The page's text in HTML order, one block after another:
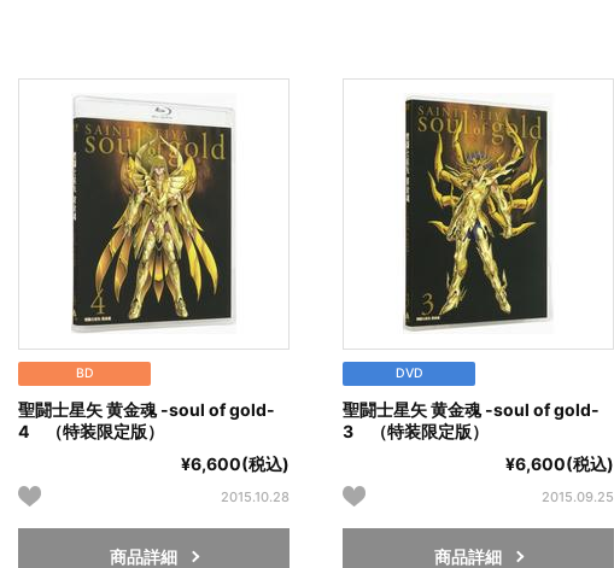
BD
聖闘士星矢 黄金魂 -soul of gold-
4 （特装限定版）
¥6,600(税込)
2015.10.28
商品詳細
DVD
聖闘士星矢 黄金魂 -soul of gold-
3 （特装限定版）
¥6,600(税込)
2015.09.25
商品詳細